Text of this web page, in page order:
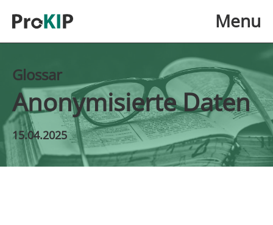
Menu
Glossar
Anonymisierte Daten
15.04.2025